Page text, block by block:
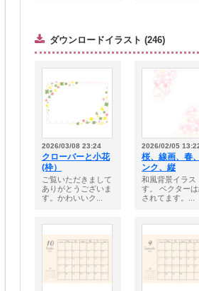
ダウンロードイラスト (246)
2026/03/08 23:24
クローバーと小花
(枠）
ご覧いただきまして
ありがとうございま
す。かわいいク...
2026/02/05
桜、線画、春
ンク、縦
和風背景イラス
す。 ベクター
されてます。...